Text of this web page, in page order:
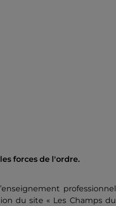
forces de l'ordre.
professionnel
du site « Les Champs du